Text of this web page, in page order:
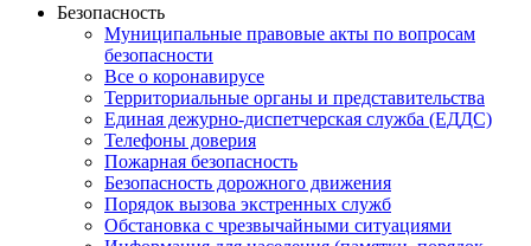
Безопасность
Муниципальные правовые акты по вопросам
безопасности
Все о коронавирусе
Территориальные органы и представительства
Единая дежурно-диспетчерская служба (ЕДДС)
Телефоны доверия
Пожарная безопасность
Безопасность дорожного движения
Порядок вызова экстренных служб
Обстановка с чрезвычайными ситуациями